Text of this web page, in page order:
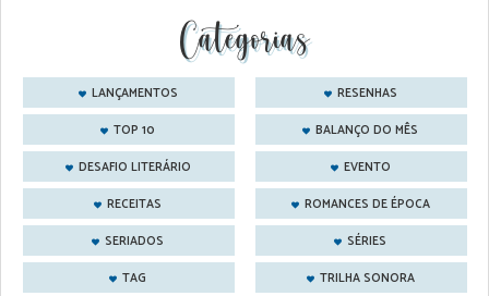
Categorias
LANÇAMENTOS
RESENHAS
TOP 10
BALANÇO DO MÊS
DESAFIO LITERÁRIO
EVENTO
RECEITAS
ROMANCES DE ÉPOCA
SERIADOS
SÉRIES
TAG
TRILHA SONORA